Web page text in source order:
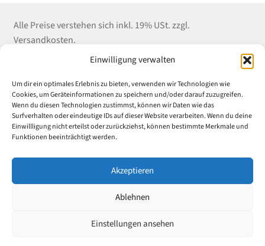
Einwilligung verwalten
Um dir ein optimales Erlebnis zu bieten, verwenden wir Technologien wie
Cookies, um Geräteinformationen zu speichern und/oder darauf zuzugreifen.
Wenn du diesen Technologien zustimmst, können wir Daten wie das
Surfverhalten oder eindeutige IDs auf dieser Website verarbeiten. Wenn du deine
Einwillligung nicht erteilst oder zurückziehst, können bestimmte Merkmale und
Funktionen beeinträchtigt werden.
Akzeptieren
Ablehnen
Einstellungen ansehen
Alle Preise verstehen sich inkl. 19% USt. zzgl.
Versandkosten.
Winter EDV-Service
Liebigstrasse 18
52070 Aachen
Tel: (+49) 241 55 969
969 889
Shop Service
Versandkosten
Zahlungsarten
E-Mail an Uni-
Rabatt.de
Vertrag
widerrufen
Informationen
Impressum
Datenschutz
AGB